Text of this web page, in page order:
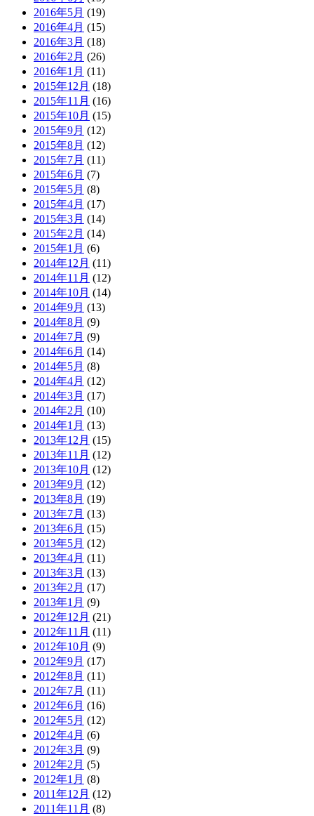
2016年5月 (19)
2016年4月 (15)
2016年3月 (18)
2016年2月 (26)
2016年1月 (11)
2015年12月 (18)
2015年11月 (16)
2015年10月 (15)
2015年9月 (12)
2015年8月 (12)
2015年7月 (11)
2015年6月 (7)
2015年5月 (8)
2015年4月 (17)
2015年3月 (14)
2015年2月 (14)
2015年1月 (6)
2014年12月 (11)
2014年11月 (12)
2014年10月 (14)
2014年9月 (13)
2014年8月 (9)
2014年7月 (9)
2014年6月 (14)
2014年5月 (8)
2014年4月 (12)
2014年3月 (17)
2014年2月 (10)
2014年1月 (13)
2013年12月 (15)
2013年11月 (12)
2013年10月 (12)
2013年9月 (12)
2013年8月 (19)
2013年7月 (13)
2013年6月 (15)
2013年5月 (12)
2013年4月 (11)
2013年3月 (13)
2013年2月 (17)
2013年1月 (9)
2012年12月 (21)
2012年11月 (11)
2012年10月 (9)
2012年9月 (17)
2012年8月 (11)
2012年7月 (11)
2012年6月 (16)
2012年5月 (12)
2012年4月 (6)
2012年3月 (9)
2012年2月 (5)
2012年1月 (8)
2011年12月 (12)
2011年11月 (8)